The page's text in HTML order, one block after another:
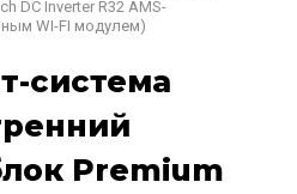
DC Inverter R32 AMS-
WI-FI модулем)
система
Premium